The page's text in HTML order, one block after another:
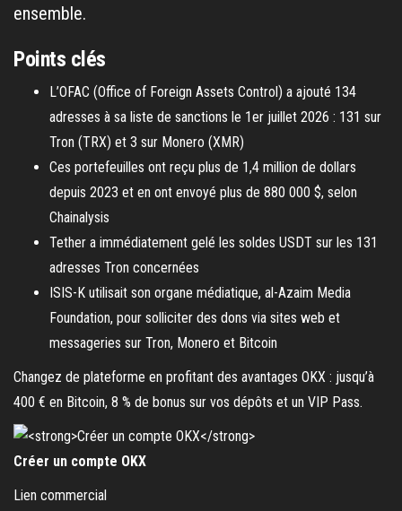
ensemble.
Points clés
L’OFAC (Office of Foreign Assets Control) a ajouté 134
adresses à sa liste de sanctions le 1er juillet 2026 : 131 sur
Tron (TRX) et 3 sur Monero (XMR)
Ces portefeuilles ont reçu plus de 1,4 million de dollars
depuis 2023 et en ont envoyé plus de 880 000 $, selon
Chainalysis
Tether a immédiatement gelé les soldes USDT sur les 131
adresses Tron concernées
ISIS-K utilisait son organe médiatique, al-Azaim Media
Foundation, pour solliciter des dons via sites web et
messageries sur Tron, Monero et Bitcoin
Changez de plateforme en profitant des avantages OKX : jusqu’à
400 € en Bitcoin, 8 % de bonus sur vos dépôts et un VIP Pass.
Créer un compte OKX
Lien commercial